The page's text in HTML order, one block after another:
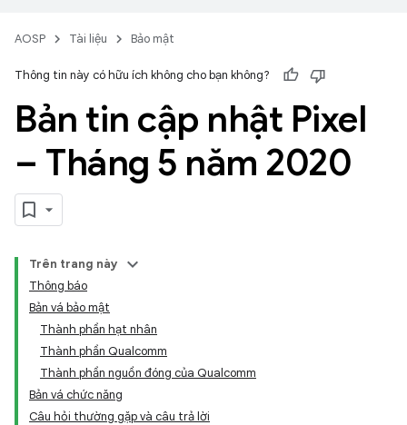
AOSP Tài liệu Bảo mật
Thông tin này có hữu ích không cho bạn không?
Bản tin cập nhật Pixel
– Tháng 5 năm 2020
Trên trang này
Thông báo
Bản vá bảo mật
Thành phần hạt nhân
Thành phần Qualcomm
Thành phần nguồn đóng của Qualcomm
Bản vá chức năng
Câu hỏi thường gặp và câu trả lời